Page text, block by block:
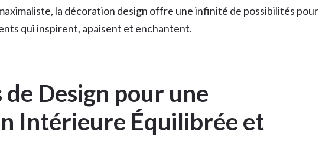
la décoration design offre une infinité de possibilités pour
qui inspirent, apaisent et enchantent.
de Design pour une
Intérieure Équilibrée et